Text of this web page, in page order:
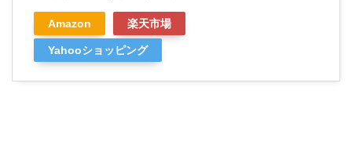
Amazon 楽天市場
Yahooショッピング